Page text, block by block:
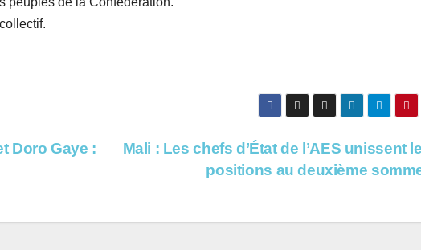
Mali : Les chefs d’État de l’AES unissent
positions au deuxième
Doro Gaye :